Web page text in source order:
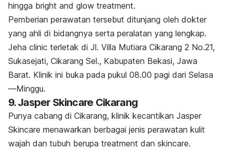
hingga bright and glow treatment.
Pemberian perawatan tersebut ditunjang oleh dokter
yang ahli di bidangnya serta peralatan yang lengkap.
Jeha clinic terletak di Jl. Villa Mutiara Cikarang 2 No.21,
Sukasejati, Cikarang Sel., Kabupaten Bekasi, Jawa
Barat. Klinik ini buka pada pukul 08.00 pagi dari Selasa
—Minggu.
9. Jasper Skincare Cikarang
Punya cabang di Cikarang, klinik kecantikan Jasper
Skincare menawarkan berbagai jenis perawatan kulit
wajah dan tubuh berupa treatment dan skincare.